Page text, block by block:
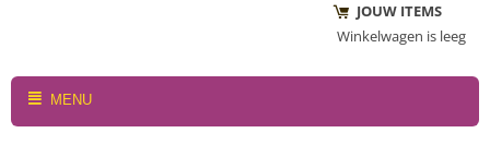
JOUW ITEMS
Winkelwagen is leeg
MENU